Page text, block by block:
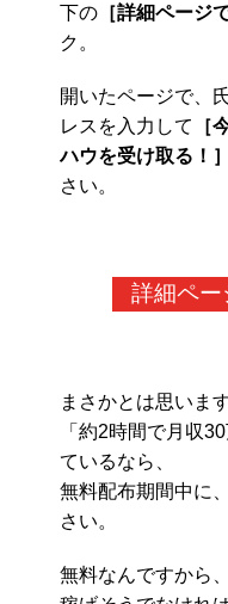
下の ［詳細ページ
ク。
開いたページで、
レスを入力して
［
ハウを受け取る！］
さい。
詳細ペー
まさかとは思いま
「約2時間で月収
ているなら、
無料配布期間中に
さい。
無料なんですから、